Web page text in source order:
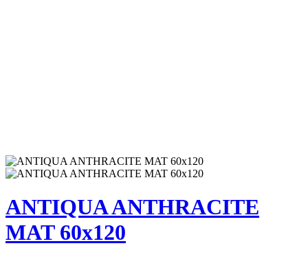
ANTIQUA ANTHRACITE
MAT 60x120